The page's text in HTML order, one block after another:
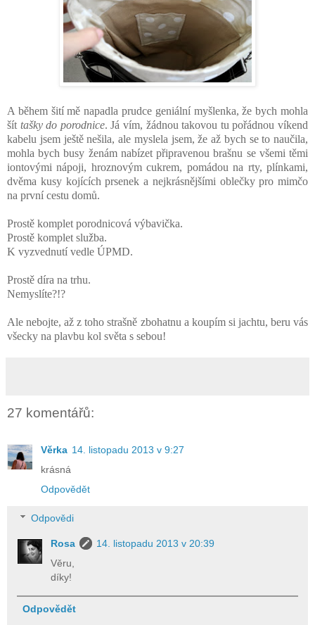
A během šití mě napadla prudce geniální myšlenka, že bych mohla
šít tašky do porodnice. Já vím, žádnou takovou tu pořádnou víkend
kabelu jsem ještě nešila, ale myslela jsem, že až bych se to naučila,
mohla bych busy ženám nabízet připravenou brašnu se všemi těmi
iontovými nápoji, hroznovým cukrem, pomádou na rty, plínkami,
dvěma kusy kojících prsenek a nejkrásnějšími oblečky pro mimčo
na první cestu domů.
Prostě komplet porodnicová výbavička.
Prostě komplet služba.
K vyzvednutí vedle ÚPMD.
Prostě díra na trhu.
Nemyslíte?!?
Ale nebojte, až z toho strašně zbohatnu a koupím si jachtu, beru vás
všecky na plavbu kol světa s sebou!
27 komentářů:
Věrka 14. listopadu 2013 v 9:27
krásná
Odpovědět
Odpovědi
Rosa
14. listopadu 2013 v 20:39
Věru,
díky!
Odpovědět